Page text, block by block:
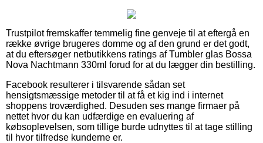
Trustpilot fremskaffer temmelig fine genveje til at eftergå en
række øvrige brugeres domme og af den grund er det godt,
at du eftersøger netbutikkens ratings af Tumbler glas Bossa
Nova Nachtmann 330ml forud for at du lægger din bestilling.
Facebook resulterer i tilsvarende sådan set
hensigtsmæssige metoder til at få et kig ind i internet
shoppens troværdighed. Desuden ses mange firmaer på
nettet hvor du kan udfærdige en evaluering af
købsoplevelsen, som tillige burde udnyttes til at tage stilling
til hvor tilfredse kunderne er.